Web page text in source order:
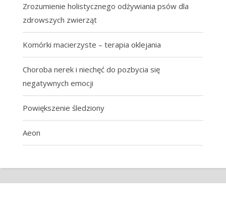
Zrozumienie holistycznego odżywiania psów dla
zdrowszych zwierząt
Komórki macierzyste – terapia oklejania
Choroba nerek i niechęć do pozbycia się
negatywnych emocji
Powiększenie śledziony
Aeon